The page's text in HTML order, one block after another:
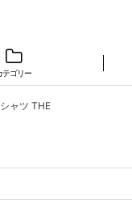
テゴリー
ャツ THE